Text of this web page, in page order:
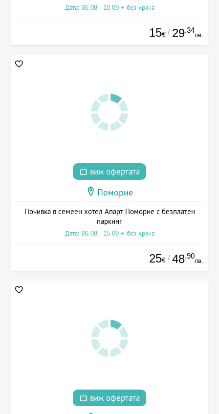
Дата: 06.08 - 10.09 + без храна
15€ / 29.34
лв.
виж офертата
Поморие
Почивка в семеен хотел Апарт Поморие с безплатен
паркинг
Дата: 06.08 - 15.09 + без храна
25€ / 48.90
лв.
виж офертата